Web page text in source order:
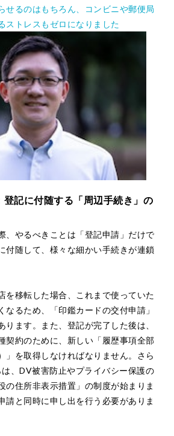
せるのはもちろん、コンビニや郵便局
ストレスもゼロになりました
記に付随する「周辺手続き」の
、やるべきことは「登記申請」だけで
付随して、様々な細かい手続きが連鎖
を移転した場合、これまで使っていた
なるため、「印鑑カードの交付申請」
ります。また、登記が完了した後は、
契約のために、新しい「履歴事項全部
」を取得しなければなりません。さら
、DV被害防止やプライバシー保護の
の住所非表示措置」の制度が始まりま
請と同時に申し出を行う必要がありま